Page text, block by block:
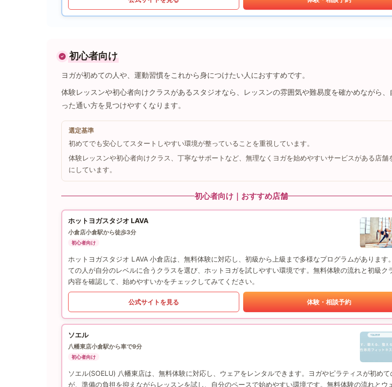
初心者向け
ヨガが初めての人や、運動習慣をこれから身につけたい人におすすめです。
体験レッスンや初心者向けクラスがあるスタジオなら、レッスンの雰囲気や難易度を確かめながら、
った通い方を見つけやすくなります。
選定基準
初めてでも安心してスタートしやすい環境が整っていることを重視しています。
体験レッスンや初心者向けクラス、丁寧なサポートなど、無理なくヨガを始めやすいサービスがある店舗
にしています。
初心者向け｜おすすめ店舗
ホットヨガスタジオ LAVA
小倉店小倉駅から徒歩3分
初心者向け
ホットヨガスタジオ LAVA 小倉店は、無料体験に対応し、初級から上級まで多様なプログラムがあります
ての人が自分のレベルに合うクラスを選び、ホットヨガを試しやすい環境です。無料体験の流れと初級ク
内容を確認して、始めやすいかをチェックしてみてください。
公式サイトを見る 体験・相談予約
ソエル
八幡東店小倉駅から車で9分
初心者向け
ソエル(SOELU) 八幡東店は、無料体験に対応し、ウェアをレンタルできます。ヨガやピラティスが初めて
が、準備の負担を抑えながらレッスンを試し、自分のペースで始めやすい環境です。無料体験の流れとウ